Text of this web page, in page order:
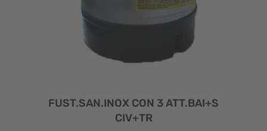
FUST.SAN.INOX CON 3 ATT.BAI+S
CIV+TR